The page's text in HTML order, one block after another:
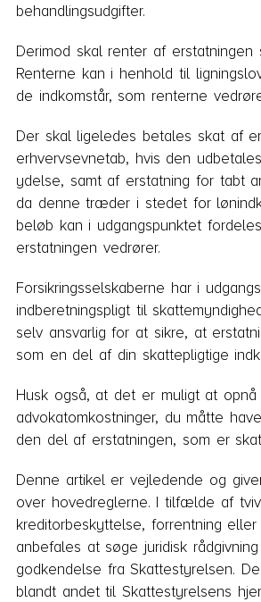
behandlingsudgifter.
Derimod skal renter af erstatningen
Renterne kan i henhold til
de indkomstår, som renterne
Der skal ligeledes betales skat af
erhvervsevnetab, hvis den
ydelse, samt af erstatning for tabt
da denne træder i stedet for
beløb kan i udgangspunktet
erstatningen vedrører.
Forsikringsselskaberne har i
indberetningspligt til
selv ansvarlig for at sikre, at
som en del af din skattepligtige
Husk også, at det er muligt at
advokatomkostninger, du måtte
den del af erstatningen, som er
Denne artikel er vejledende og
over hovedreglerne. I tilfælde af
kreditorbeskyttelse, forrentning eller
anbefales at søge juridisk
godkendelse fra Skattestyrelsen.
blandt andet til Skattestyrelsens